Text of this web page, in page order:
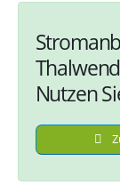
Nutzen